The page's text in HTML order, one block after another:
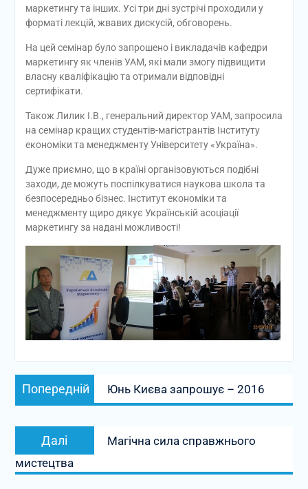
маркетингу та інших. Усі три дні зустрічі проходили у
форматі лекцій, жвавих дискусій, обговорень.
На цей семінар було запрошено і викладачів кафедри
маркетингу як членів УАМ, які мали змогу підвищити
власну кваліфікацію та отримали відповідні
сертифікати.
Також Лилик І.В., генеральний директор УАМ, запросила
на семінар кращих студентів-магістрантів Інституту
економіки та менеджменту Університету «Україна».
Дуже приємно, що в країні організовуються подібні
заходи, де можуть поспілкуватися наукова школа та
безпосередньо бізнес. Інститут економіки та
менеджменту щиро дякує Українській асоціації
маркетингу за надані можливості!
Навігація
записів
Попередній
запис:
Юнь Києва запрошує – 2016
Далі
Наступний
запис:
Магічна сила справжнього
мистецтва